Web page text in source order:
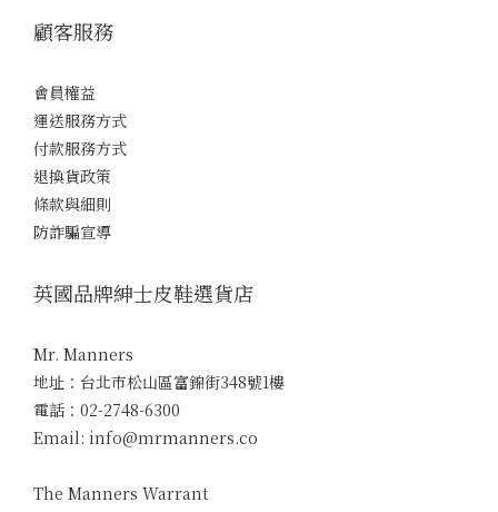
顧客服務
會員權益
運送服務方式
付款服務方式
退換貨政策
條款與細則
防詐騙宣導
英國品牌紳士皮鞋選貨店
Mr. Manners
地址：台北市松山區富錦街348號1樓
電話：02-2748-6300
Email: info@mrmanners.co
The Manners Warrant